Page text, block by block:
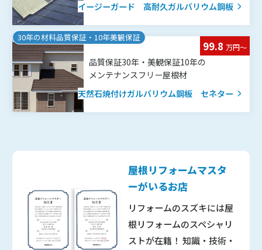
イージーガード 高耐久ガルバリウム鋼板
品質保証30年・美観保証10年の
メンテナンスフリー屋根材
99.8万円〜
30年の材料品質保証・10年美観保証
天然石焼付けガルバリウム鋼板 セネター
屋根リフォームマスタ
ーがいるお店
リフォームのスズキには屋
根リフォームのスペシャリ
ストが在籍！ 知識・技術・